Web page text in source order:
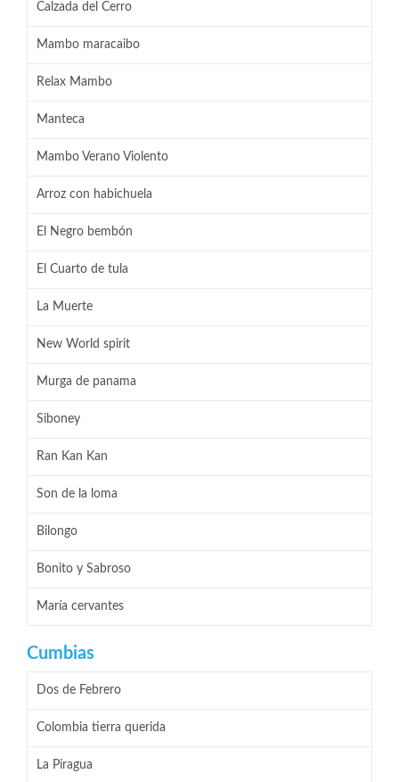
Calzada del Cerro
Mambo maracaibo
Relax Mambo
Manteca
Mambo Verano Violento
Arroz con habichuela
El Negro bembón
El Cuarto de tula
La Muerte
New World spirit
Murga de panama
Siboney
Ran Kan Kan
Son de la loma
Bilongo
Bonito y Sabroso
María cervantes
Cumbias
Dos de Febrero
Colombia tierra querida
La Piragua